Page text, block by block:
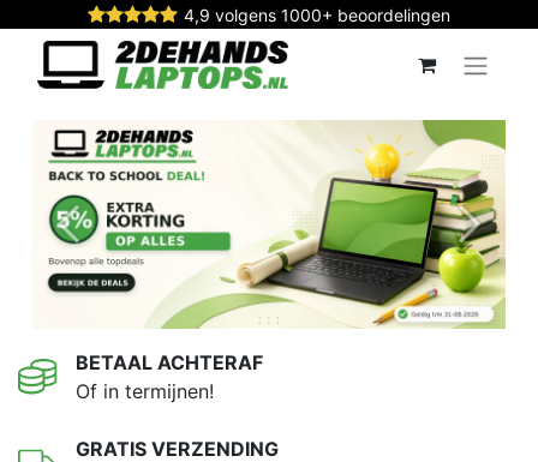
4,9 volgens 1000+ beoordelingen
Vorige
BETAAL ACHTERAF
Of in termijnen!
GRATIS VERZENDING